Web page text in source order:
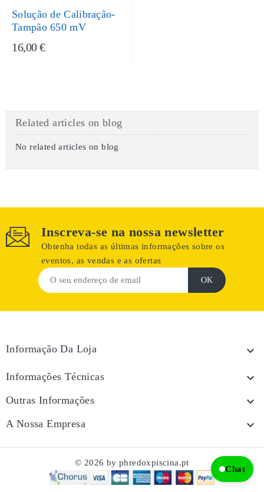
Solução de Calibração-
Tampão 650 mV
16,00 €
Related articles on blog
No related articles on blog
Inscreva-se na nossa newsletter
Obtenha todas as últimas informações sobre os
eventos, as vendas e as ofertas
Informação Da Loja 
Informações Técnicas 
Outras Informações 
A Nossa Empresa 
© 2026 by phredoxpiscina.pt
Chat